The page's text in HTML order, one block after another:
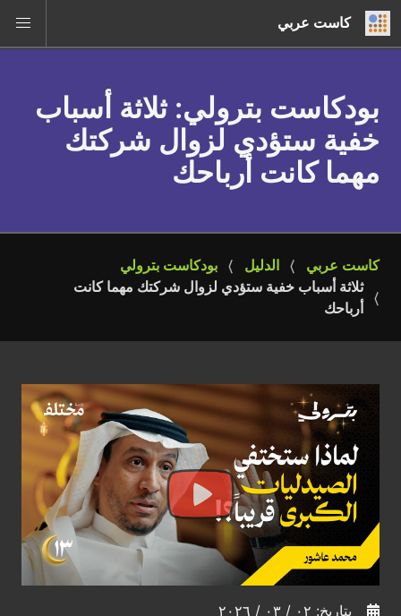
كاست عربي
بودكاست بترولي: ثلاثة أسباب
خفية ستؤدي لزوال شركتك
مهما كانت أرباحك
كاست عربي الدليل
بودكاست بترولي
ثلاثة أسباب خفية ستؤدي لزوال شركتك مهما كانت
أرباحك
بتاريخ: ٠٢ / ٠٣ / ٢٠٢٦